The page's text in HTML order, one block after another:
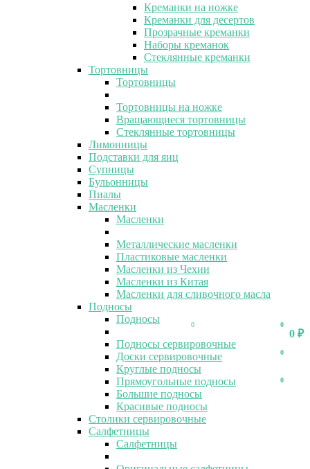
0
0 ₽
0
0
0
Креманки на ножке
Креманки для десертов
Прозрачные креманки
Наборы креманок
Стеклянные креманки
Тортовницы
Тортовницы
Тортовницы на ножке
Вращающиеся тортовницы
Стеклянные тортовницы
Лимонницы
Подставки для яиц
Супницы
Бульонницы
Пиалы
Масленки
Масленки
Металлические масленки
Пластиковые масленки
Масленки из Чехии
Масленки из Китая
Масленки для сливочного масла
Подносы
Подносы
Подносы сервировочные
Доски сервировочные
Круглые подносы
Прямоугольные подносы
Большие подносы
Красивые подносы
Столики сервировочные
Салфетницы
Салфетницы